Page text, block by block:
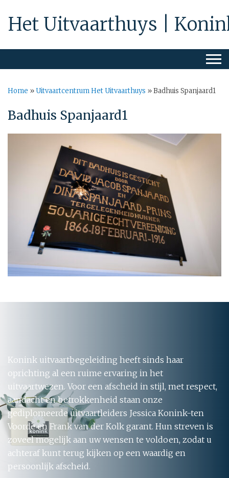
Het Uitvaarthuys |
Home »Uitvaartcentrum Het Uitvaarthuys »Badhuis Spanjaard1
Badhuis Spanjaard1
Konink uitvaartbegeleiding heeft sinds haar
oprichting al een ruime ervaring in het
uitvaartwezen. Voor een afscheid in stijl, met respect,
aandacht en betrokkenheid staan onze
gediplomeerde uitvaartleiders Jessica Konink-ten
Voorde en Frank van der Kolk garant. Hun streven is
zoveel mogelijk aan uw wensen te voldoen, zodat u
achteraf kunt terug kijken op een waardig en
persoonlijk afscheid.